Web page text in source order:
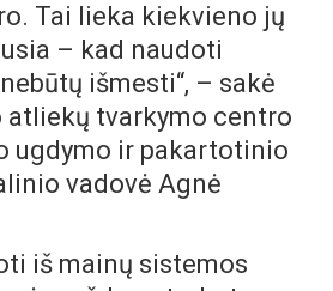
Tai lieka kiekvieno jų
– kad naudoti
išmesti“, – sakė
atliekų tvarkymo centro
ugdymo ir pakartotinio
vadovė Agnė
iš mainų sistemos